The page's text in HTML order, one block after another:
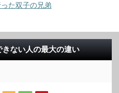
た双子の兄弟
ない人の最大の違い